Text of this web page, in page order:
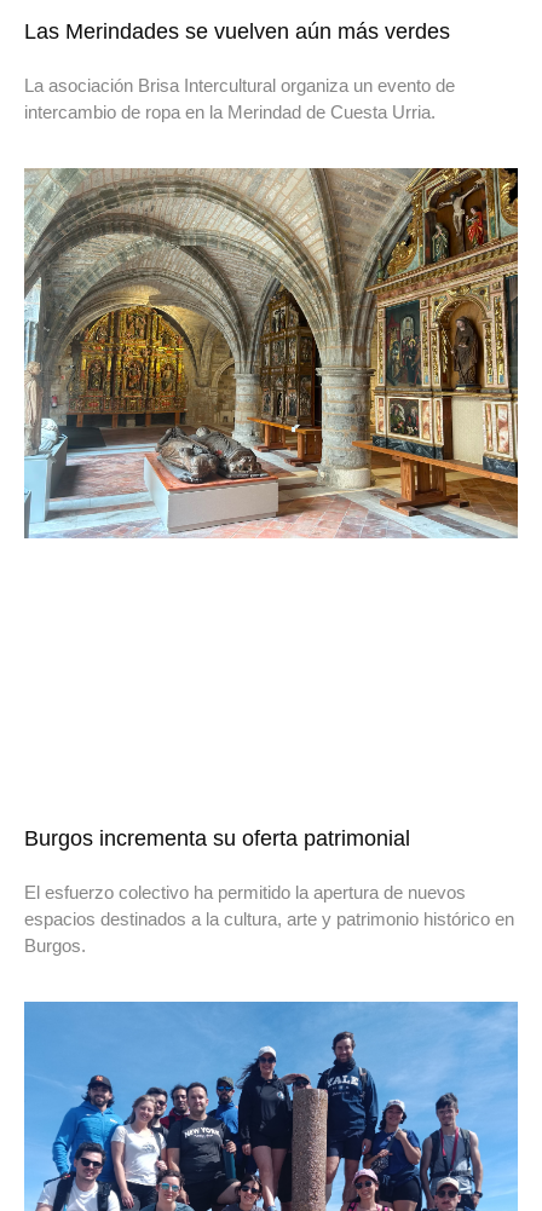
Las Merindades se vuelven aún más verdes
La asociación Brisa Intercultural organiza un evento de
intercambio de ropa en la Merindad de Cuesta Urria.
Burgos incrementa su oferta patrimonial
El esfuerzo colectivo ha permitido la apertura de nuevos
espacios destinados a la cultura, arte y patrimonio histórico en
Burgos.